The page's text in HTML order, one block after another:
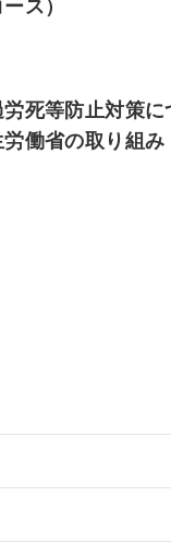
労死等防止対策に
働省の取り組み